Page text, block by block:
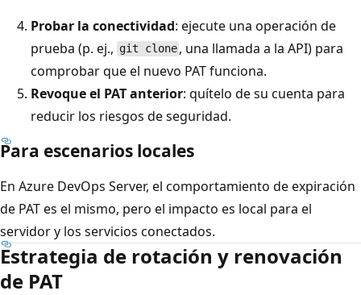
Probar la conectividad: ejecute una operación de
prueba (p. ej., git clone , una llamada a la API) para
comprobar que el nuevo PAT funciona.
Revoque el PAT anterior: quítelo de su cuenta para
reducir los riesgos de seguridad.
Para escenarios locales
En Azure DevOps Server, el comportamiento de expiración
de PAT es el mismo, pero el impacto es local para el
servidor y los servicios conectados.
Estrategia de rotación y renovación
de PAT